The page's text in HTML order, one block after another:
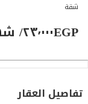
شقة
EGP٢٣٬٠٠٠/
تفاصيل العقار